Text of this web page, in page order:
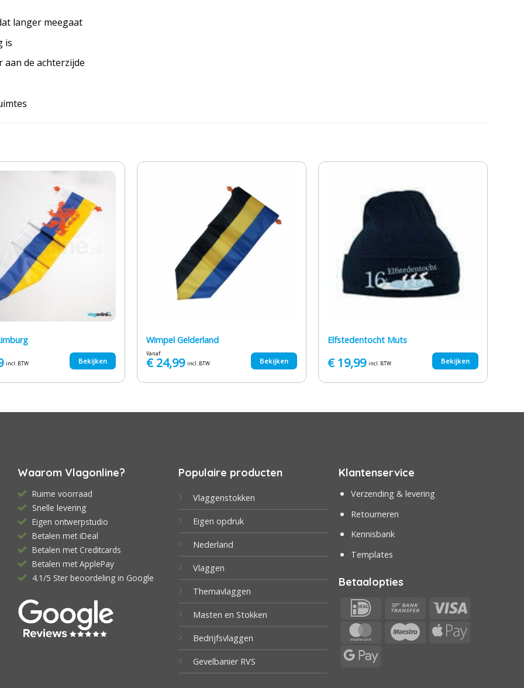
langer meegaat
is
de achterzijde
incl. BTW Bekijken
Wimpel Gelderland
Vanaf:
€24,99 incl. BTW Bekijken
Elfstedentocht Muts
€19,99 incl. BTW Bekijken
Waarom Vlagonline?
Ruime voorraad
Snelle levering
Eigen ontwerpstudio
Betalen met iDeal
Betalen met Creditcards
Betalen met ApplePay
4.1/5 Ster beoordeling in Google
Populaire producten
Vlaggenstokken
Eigen opdruk
Nederland
Vlaggen
Themavlaggen
Masten en Stokken
Bedrijfsvlaggen
Gevelbanier RVS
Klantenservice
Verzending & levering
Retourneren
Kennisbank
Templates
Betaalopties
IDeal
Bank
MasterCard Maestro Apple
Google